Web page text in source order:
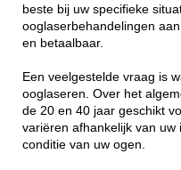
beste bij uw specifieke
ooglaserbehandelingen
en betaalbaar.
Een veelgestelde vraag is
ooglaseren. Over het
de 20 en 40 jaar geschikt
variëren afhankelijk van
conditie van uw ogen.